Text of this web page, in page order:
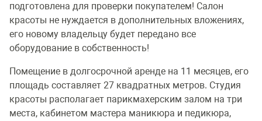
подготовлена для проверки покупателем! Салон
красоты не нуждается в дополнительных вложениях,
его новому владельцу будет передано все
оборудование в собственность!
Помещение в долгосрочной аренде на 11 месяцев, его
площадь составляет 27 квадратных метров. Студия
красоты располагает парикмахерским залом на три
места, кабинетом мастера маникюра и педикюра,